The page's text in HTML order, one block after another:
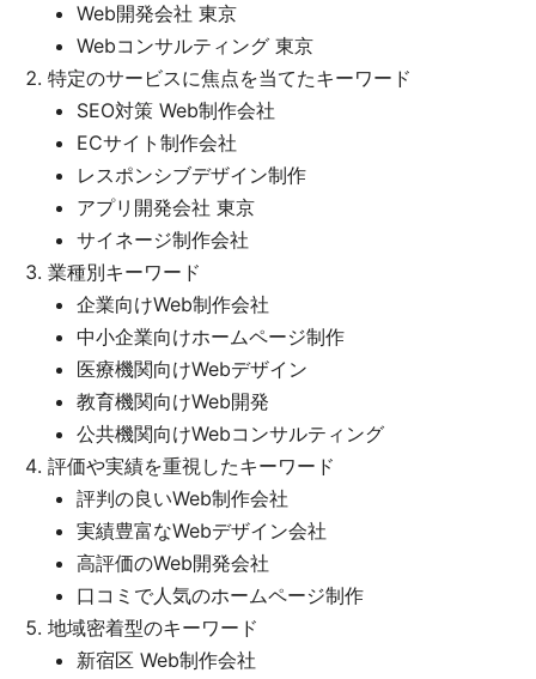
Web開発会社 東京
Webコンサルティング 東京
特定のサービスに焦点を当てたキーワード
SEO対策 Web制作会社
ECサイト制作会社
レスポンシブデザイン制作
アプリ開発会社 東京
サイネージ制作会社
業種別キーワード
企業向けWeb制作会社
中小企業向けホームページ制作
医療機関向けWebデザイン
教育機関向けWeb開発
公共機関向けWebコンサルティング
評価や実績を重視したキーワード
評判の良いWeb制作会社
実績豊富なWebデザイン会社
高評価のWeb開発会社
口コミで人気のホームページ制作
地域密着型のキーワード
新宿区 Web制作会社